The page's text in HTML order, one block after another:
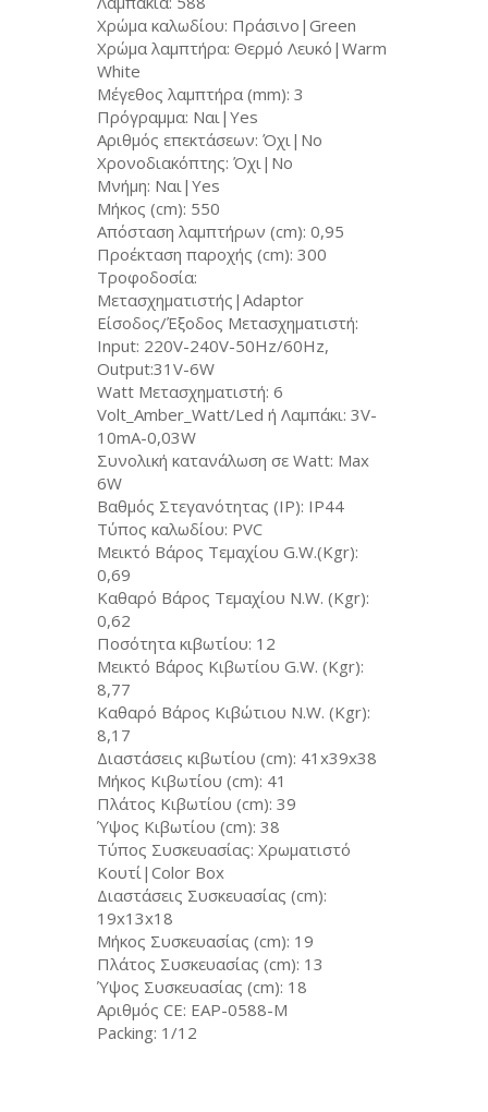
Χρώμα καλωδίου: Πράσινο|Green
Χρώμα λαμπτήρα: Θερμό Λευκό|Warm
White
Μέγεθος λαμπτήρα (mm): 3
Πρόγραμμα: Ναι|Yes
Αριθμός επεκτάσεων: Όχι|No
Χρονοδιακόπτης: Όχι|No
Μνήμη: Ναι|Yes
Μήκος (cm): 550
Απόσταση λαμπτήρων (cm): 0,95
Προέκταση παροχής (cm): 300
Τροφοδοσία:
Μετασχηματιστής|Adaptor
Είσοδος/Έξοδος Μετασχηματιστή:
Input: 220V-240V-50Hz/60Hz,
Output:31V-6W
Watt Μετασχηματιστή: 6
Volt_Amber_Watt/Led ή Λαμπάκι: 3V-
10mA-0,03W
Συνολική κατανάλωση σε Watt: Max
6W
Βαθμός Στεγανότητας (IP): IP44
Τύπος καλωδίου: PVC
Μεικτό Βάρος Τεμαχίου G.W.(Kgr):
0,69
Καθαρό Βάρος Τεμαχίου N.W. (Kgr):
0,62
Ποσότητα κιβωτίου: 12
Μεικτό Βάρος Κιβωτίου G.W. (Kgr):
8,77
Καθαρό Βάρος Κιβώτιου N.W. (Kgr):
8,17
Διαστάσεις κιβωτίου (cm): 41x39x38
Μήκος Κιβωτίου (cm): 41
Πλάτος Κιβωτίου (cm): 39
Ύψος Κιβωτίου (cm): 38
Τύπος Συσκευασίας: Χρωματιστό
Κουτί|Color Box
Διαστάσεις Συσκευασίας (cm):
19x13x18
Μήκος Συσκευασίας (cm): 19
Πλάτος Συσκευασίας (cm): 13
Ύψος Συσκευασίας (cm): 18
Αριθμός CE: EAP-0588-M
Packing: 1/12